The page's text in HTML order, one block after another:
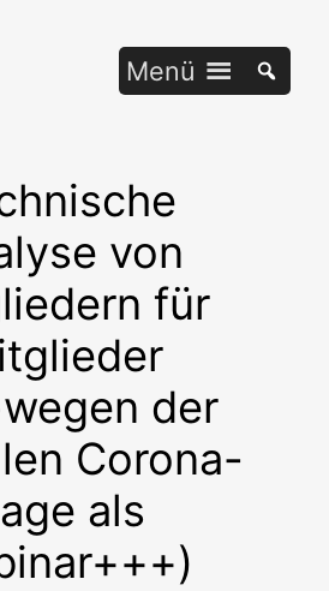
Menü
von
für
der
Corona-
als